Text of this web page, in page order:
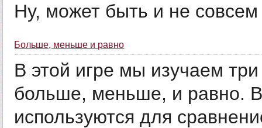
Ну, может быть и не
Больше, меньше и равно
В этой игре мы изучаем
больше, меньше, и равно.
используются для